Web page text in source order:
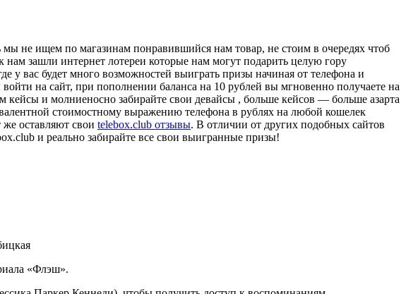
не ищем по магазинам понравившийся нам товар, не стоим в очередях чтоб
зашли интернет лотереи которые нам могут подарить целую гору
вас будет много возможностей выиграть призы начиная от телефона и
на сайт, при пополнении баланса на 10 рублей вы мгновенно получаете на
и молниеносно забирайте свои девайсы , больше кейсов — больше азарта
стоимостному выражению телефона в рублях на любой кошелек
оставляют свои telebox.club отзывы. В отличии от других подобных сайтов
и реально забирайте все свои выигранные призы!
«Флэш».